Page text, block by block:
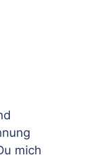
mich